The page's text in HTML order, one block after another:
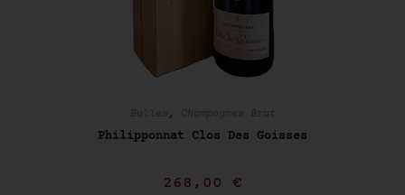
,
Philipponnat Clos Des Goisses
268,00 €